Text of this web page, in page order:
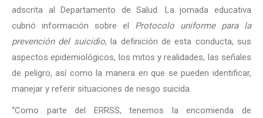
adscrita al Departamento de Salud. La jornada educativa
cubrió información sobre el Protocolo uniforme para la
prevención del suicidio, la definición de esta conducta, sus
aspectos epidemiológicos, los mitos y realidades, las señales
de peligro, así como la manera en que se pueden identificar,
manejar y referir situaciones de riesgo suicida.
“Como parte del ERRSS, tenemos la encomienda de